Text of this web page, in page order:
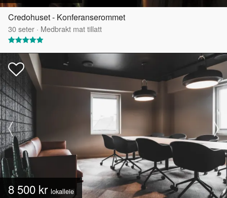
Credohuset - Konferanserommet
30seter · Medbrakt mat tillatt
8 500 kr lokalleie